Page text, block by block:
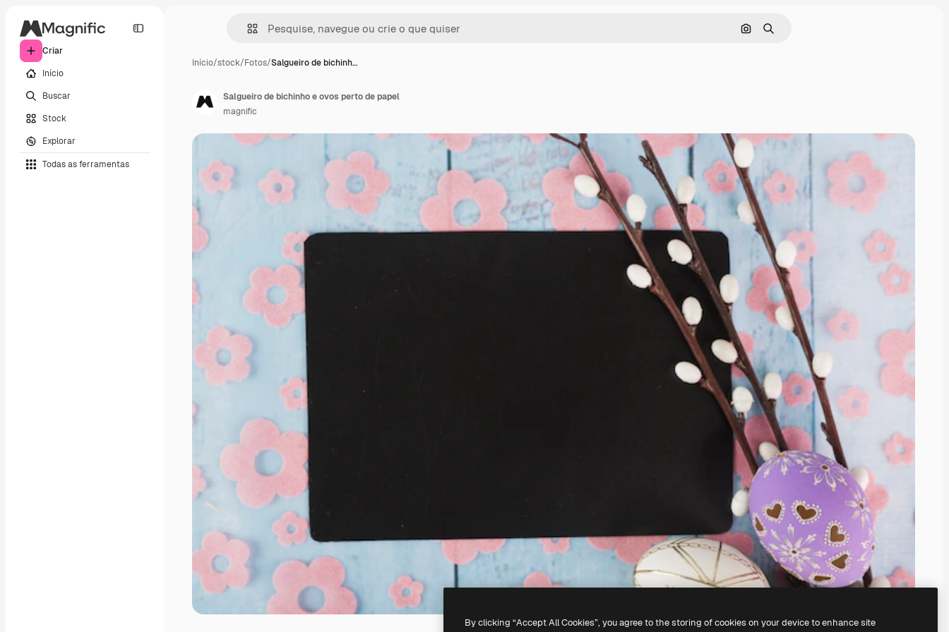
Criar
Início
Buscar
Stock
Explorar
Todas as ferramentas
Pesquisar por imagem
Buscar
Início/stock/Fotos/Salgueiro de bichinh…
Salgueiro de bichinho e ovos perto de papel
magnific
By clicking “Accept All Cookies”, you agree to the storing of cookies on your device to enhance site